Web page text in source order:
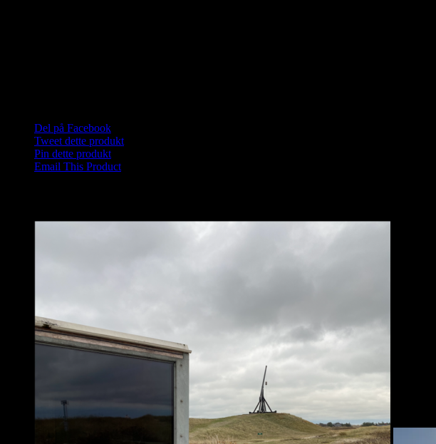
Del på Facebook
Tweet dette produkt
Pin dette produkt
Email This Product